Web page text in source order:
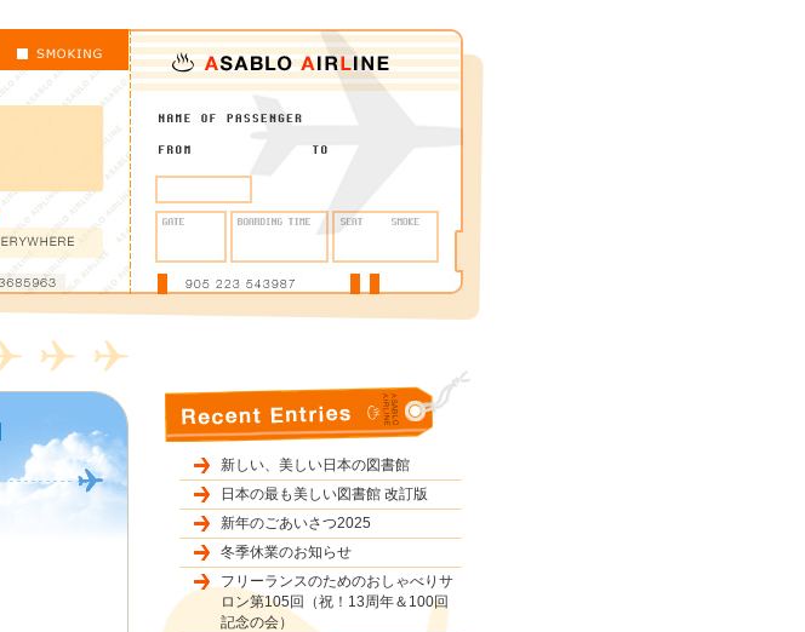
新しい、美しい日本の図書館
日本の最も美しい図書館 改訂版
新年のごあいさつ2025
冬季休業のお知らせ
フリーランスのためのおしゃべりサ
ロン第105回（祝！13周年＆100回
記念の会）